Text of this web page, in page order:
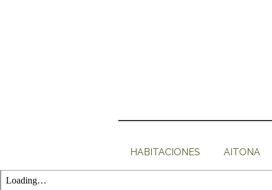
HABITACIONES AITONA